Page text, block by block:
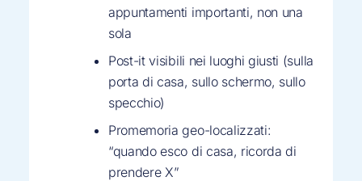
appuntamenti importanti, non una
sola
Post-it visibili nei luoghi giusti (sulla
porta di casa, sullo schermo, sullo
specchio)
Promemoria geo-localizzati:
“quando esco di casa, ricorda di
prendere X”